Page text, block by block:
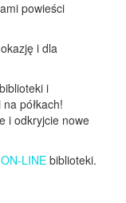
powieści
i dla
i
półkach!
i odkryjcie nowe
LINE biblioteki.